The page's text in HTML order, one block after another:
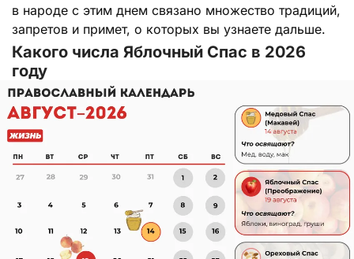
в народе с этим днем связано множество традиций,
запретов и примет, о которых вы узнаете дальше.
Какого числа Яблочный Спас в 2026
году